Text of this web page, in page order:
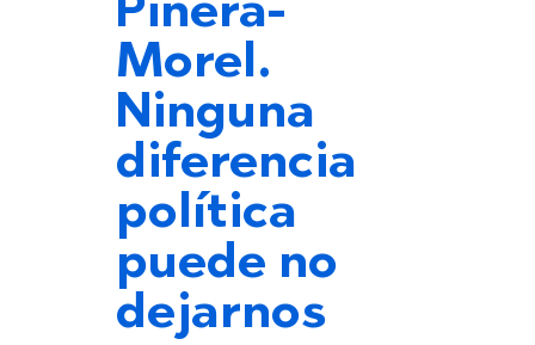
Piñera-
Morel.
Ninguna
diferencia
política
puede no
dejarnos